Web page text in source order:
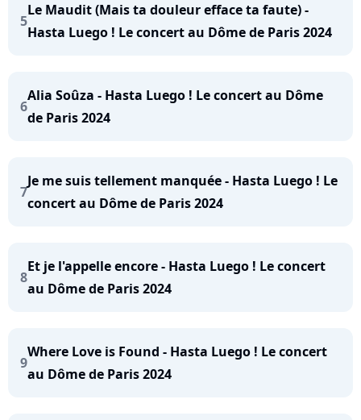
5
Le Maudit (Mais ta douleur efface ta faute) -
Hasta Luego ! Le concert au Dôme de Paris 2024
6
Alia Soûza - Hasta Luego ! Le concert au Dôme
de Paris 2024
7
Je me suis tellement manquée - Hasta Luego ! Le
concert au Dôme de Paris 2024
8
Et je l'appelle encore - Hasta Luego ! Le concert
au Dôme de Paris 2024
9
Where Love is Found - Hasta Luego ! Le concert
au Dôme de Paris 2024